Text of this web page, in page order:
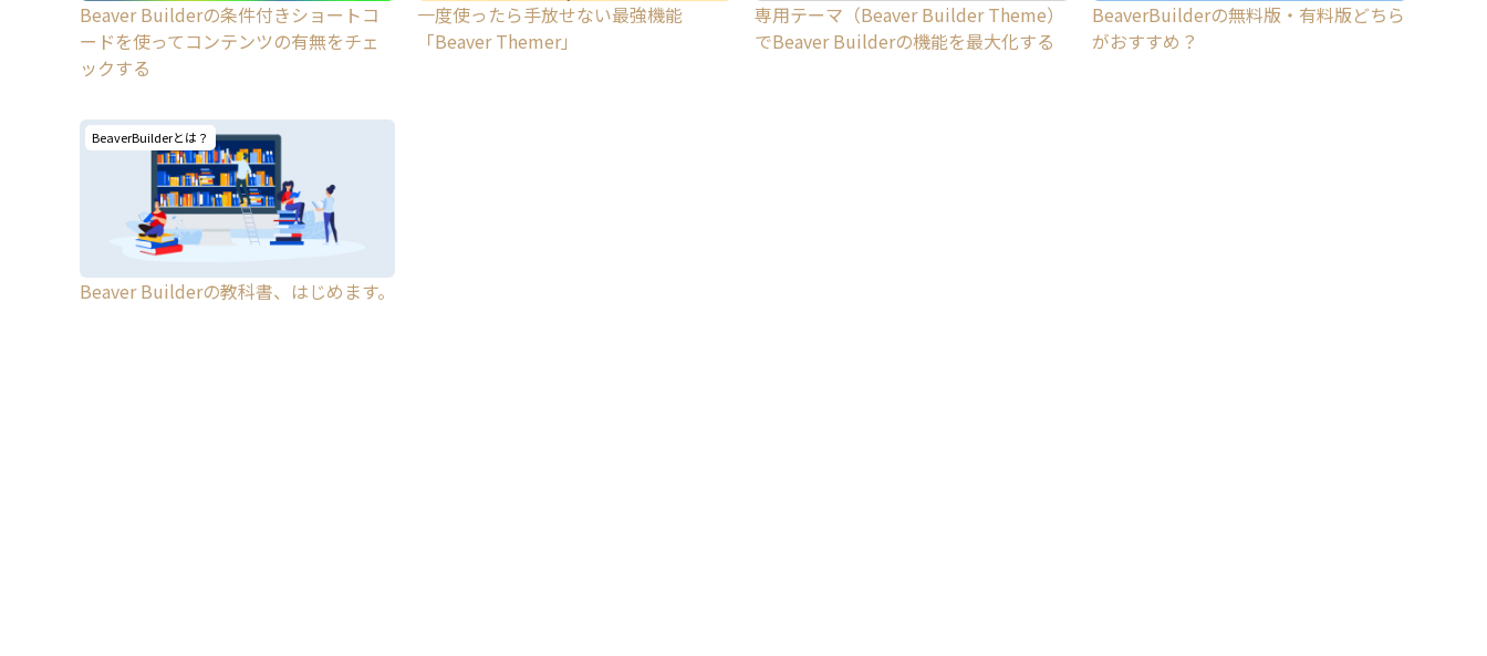
Beaver Builderの条件付きショートコ
ードを使ってコンテンツの有無をチェ
ックする
一度使ったら手放せない最強機能
「Beaver Themer」
専用テーマ（Beaver Builder Theme）
でBeaver Builderの機能を最大化する
BeaverBuilderの無料版・有料版どちら
がおすすめ？
BeaverBuilderとは？
Beaver Builderの教科書、はじめます。